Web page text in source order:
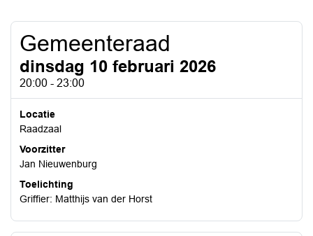
Gemeenteraad
dinsdag 10 februari 2026
20:00 - 23:00
Locatie
Raadzaal
Voorzitter
Jan Nieuwenburg
Toelichting
Griffier: Matthijs van der Horst